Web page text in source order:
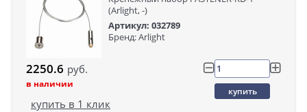
(Arlight, -)
Артикул: 032789
Бренд: Arlight
2250.6 руб.
в наличии
купить
купить в 1 клик